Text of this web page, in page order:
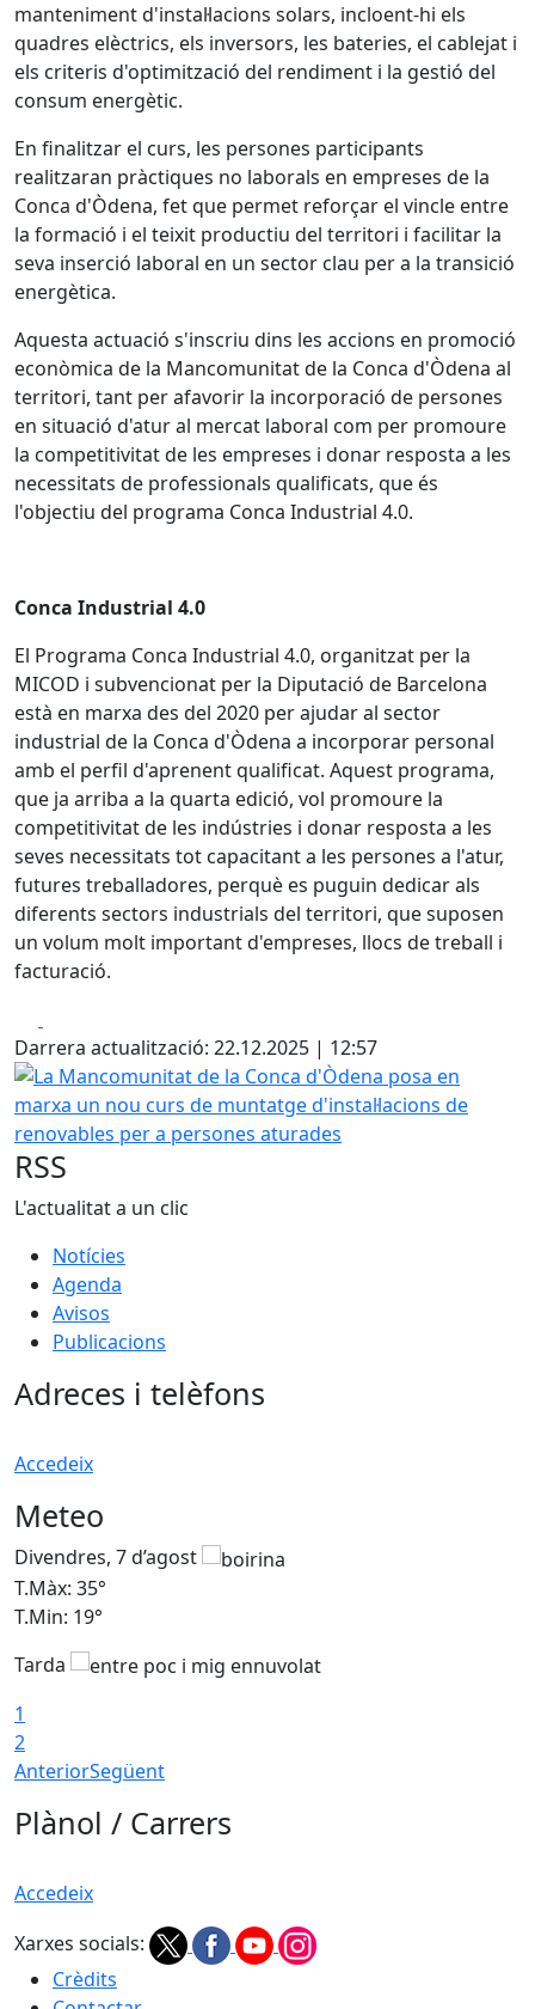
manteniment d'instal·lacions solars, incloent-hi els
quadres elèctrics, els inversors, les bateries, el cablejat i
els criteris d'optimització del rendiment i la gestió del
consum energètic.
En finalitzar el curs, les persones participants
realitzaran pràctiques no laborals en empreses de la
Conca d'Òdena, fet que permet reforçar el vincle entre
la formació i el teixit productiu del territori i facilitar la
seva inserció laboral en un sector clau per a la transició
energètica.
Aquesta actuació s'inscriu dins les accions en promoció
econòmica de la Mancomunitat de la Conca d'Òdena al
territori, tant per afavorir la incorporació de persones
en situació d'atur al mercat laboral com per promoure
la competitivitat de les empreses i donar resposta a les
necessitats de professionals qualificats, que és
l'objectiu del programa Conca Industrial 4.0.
Conca Industrial 4.0
El Programa Conca Industrial 4.0, organitzat per la
MICOD i subvencionat per la Diputació de Barcelona
està en marxa des del 2020 per ajudar al sector
industrial de la Conca d'Òdena a incorporar personal
amb el perfil d'aprenent qualificat. Aquest programa,
que ja arriba a la quarta edició, vol promoure la
competitivitat de les indústries i donar resposta a les
seves necessitats tot capacitant a les persones a l'atur,
futures treballadores, perquè es puguin dedicar als
diferents sectors industrials del territori, que suposen
un volum molt important d'empreses, llocs de treball i
facturació.
Darrera actualització: 22.12.2025 | 12:57
La Mancomunitat de la Conca d'Òdena posa en marxa
RSS
L'actualitat a un clic
Notícies
Agenda
Avisos
Publicacions
Adreces i telèfons
Accedeix
Meteo
Divendres, 7 d’agost
T.Màx: 35°
T.Min: 19°
Tarda
1
2
AnteriorSegüent
Plànol / Carrers
Accedeix
Xarxes socials:
Crèdits